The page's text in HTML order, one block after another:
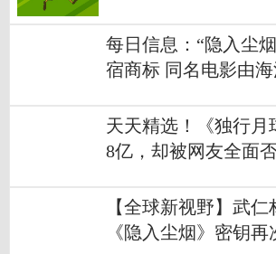
每日信息：“隐入尘
宿商标 同名电影由
天天精选！《独行月
8亿，却被网友全面
【全球新视野】武
《隐入尘烟》密钥